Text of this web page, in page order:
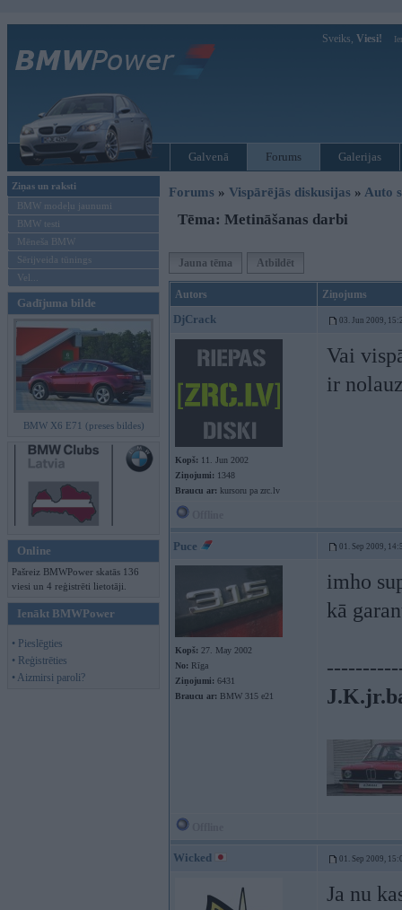
Sveiks, Viesi!
Galvenā Forums Galerijas
Ziņas un raksti
BMW modeļu jaunumi
BMW testi
Mēneša BMW
Sērijveida tūnings
Vel...
Gadījuma bilde
BMW X6 E71 (preses bildes)
Online
Pašreiz BMWPower skatās 136
viesi un 4 reģistrēti lietotāji.
Ienākt BMWPower
• Pieslēgties
• Reģistrēties
• Aizmirsi paroli?
Forums » Vispārējās diskusijas » Auto
Tēma: Metināšanas darbi
Jauna tēma Atbildēt
Autors Ziņojums
DjCrack 03. Jun 2009,
Kopš: 11. Jun 2002
Ziņojumi: 1348
Braucu ar: kursoru pa zrc.lv
Vai
ir
Puce 01. Sep 2009,
Kopš: 27. May 2002
No: Rīga
Ziņojumi: 6431
Braucu ar: BMW 315 e21
imho
kā
Wicked 01. Sep 2009,
Ja nu